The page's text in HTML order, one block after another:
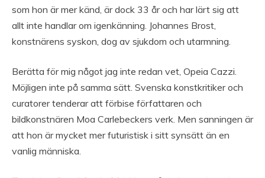
som hon är mer känd, är dock 33 år och har lärt sig att
allt inte handlar om igenkänning. Johannes Brost,
konstnärens syskon, dog av sjukdom och utarmning.
Berätta för mig något jag inte redan vet, Opeia Cazzi.
Möjligen inte på samma sätt. Svenska konstkritiker och
curatorer tenderar att förbise författaren och
bildkonstnären Moa Carlebeckers verk. Men sanningen är
att hon är mycket mer futuristisk i sitt synsätt än en
vanlig människa.